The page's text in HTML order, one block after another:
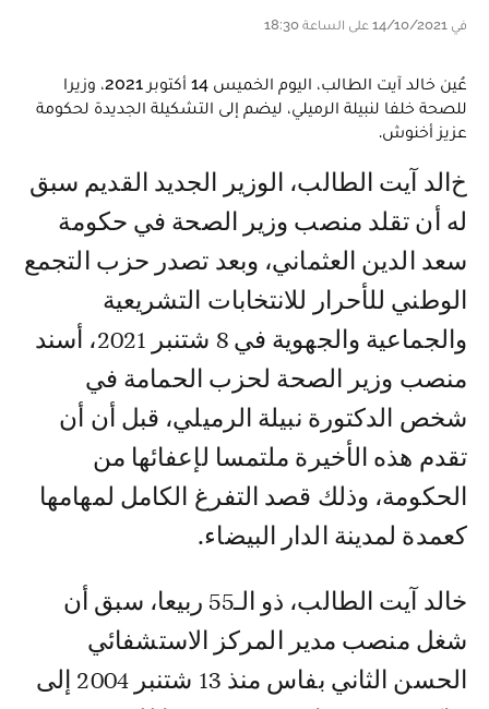
في 14/10/2021 على الساعة 18:30
عُين خالد آيت الطالب، اليوم الخميس 14 أكتوبر 2021، وزيرا
للصحة خلفا لنبيلة الرميلي، ليضم إلى التشكيلة الجديدة لحكومة
عزيز أخنوش.
خالد آيت الطالب، الوزير الجديد القديم سبق
له أن تقلد منصب وزير الصحة في حكومة
سعد الدين العثماني، وبعد تصدر حزب التجمع
الوطني للأحرار للانتخابات التشريعية
والجماعية والجهوية في 8 شتنبر 2021، أسند
منصب وزير الصحة لحزب الحمامة في
شخص الدكتورة نبيلة الرميلي، قبل أن أن
تقدم هذه الأخيرة ملتمسا لإعفائها من
الحكومة، وذلك قصد التفرغ الكامل لمهامها
كعمدة لمدينة الدار البيضاء.
خالد آيت الطالب، ذو الـ55 ربيعا، سبق أن
شغل منصب مدير المركز الاستشفائي
الحسن الثاني بفاس منذ 13 شتنبر 2004 إلى